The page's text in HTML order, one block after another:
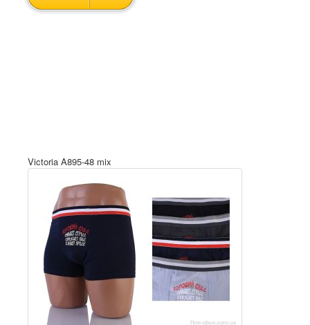
Victoria A895-48 mix